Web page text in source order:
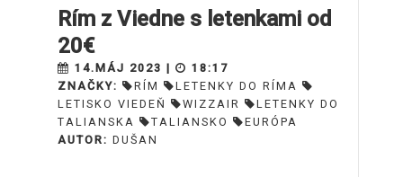
Rím z Viedne s letenkami od
20€
14.MÁJ 2023 |
18:17
ZNAČKY:
RÍM
LETENKY DO RÍMA
LETISKO VIEDEŇ
WIZZAIR
LETENKY DO
TALIANSKA
TALIANSKO
EURÓPA
AUTOR: DUŠAN